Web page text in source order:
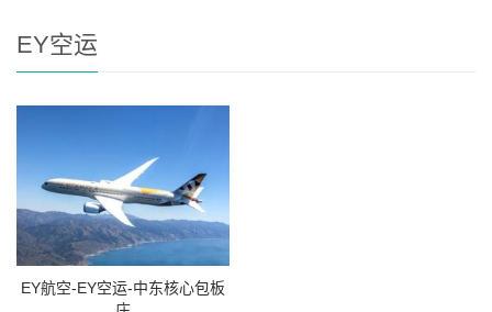
EY空运
EY航空-EY空运-中东核心包板